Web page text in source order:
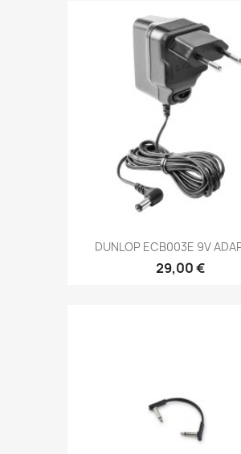
DUNLOP ECB003E 9V
29,00 €